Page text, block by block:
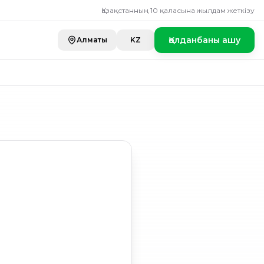
Қазақстанның 10 қаласына жылдам жеткізу
Алматы KZ Қолданбаны ашу